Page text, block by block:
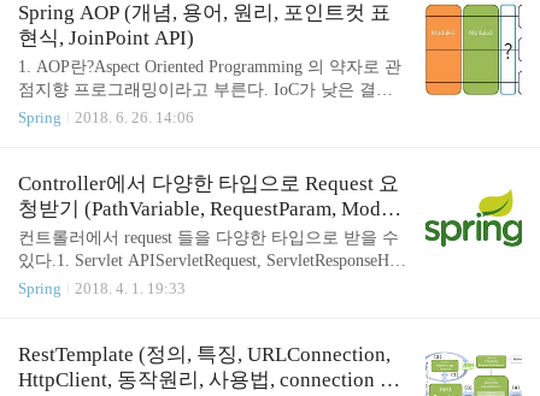
다고 안쓰자니 에러상황에서 로깅이 아쉽다. 이럴 때
log4j 를 사용하면 해결할 수 있다.특징system.out.prin
tln() 에 비해 속도가 훨씬 좋다.멀티스레드 환경에서
사용해도 안전하다.계층적인 로그 설정과 처리가 가
능하다ㅏ.출력을 콘솔, 파일, 원격, email, DB 등 다양
하게 가능하다.2. slf4jSimple Logging Facade For Java
Spring AOP (개념, 용어, 원리, 포인트컷 표
현식, JoinPoint API)
1. AOP란?Aspect Oriented Programming 의 약자로 관
점지향 프로그래밍이라고 부른다. IoC가 낮은 결합
도와 관련된 것이라면 AOP 는 높은 응집도와 관련되
대부분은 트랜잭션, 로깅 처리, 인증과 관련된 코드
들이 있을 수 있다. 이럴 때 비핵심이지만 꼭 필요하
고, 공통화할 수 있는 부분을 따로 빼서(횡단 분리)
관리하는 것이다.2. AOP 용어조인포인트(Joinpoint) :
클라이언트가 호출하는 모든 비즈니스 메소드, 조인
포인트 중에서 포인트컷되기 때문에 포인트컷의 후
에 의해 필터링된 조인포인트, 수많은 조인포인트 중
에 특..
Spring 2018. 6. 26. 14:06
Controller에서 다양한 타입으로 Request 요
청받기 (PathVariable, RequestParam, Model
Attribute, RequestBody)
컨트롤러에서 request 들을 다양한 타입으로 받을 수
있다.1. Servlet APIServletRequest, ServletResponseHttp
ServletRequest, HttpServletResponse : 위에꺼를 상속받
tStream() : OutputStream, Writer 등을 얻을 수 있다.Ht
tpSession : HttpServletRequest 에서 세션관련한 것들
Spring 2018. 4. 1. 19:33
RestTemplate (정의, 특징, URLConnection,
HttpClient, 동작원리, 사용법, connection po